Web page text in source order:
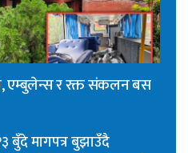
एम्बुलेन्स र रक्त संकलन बस
बुँदे मागपत्र बुझाउँदै